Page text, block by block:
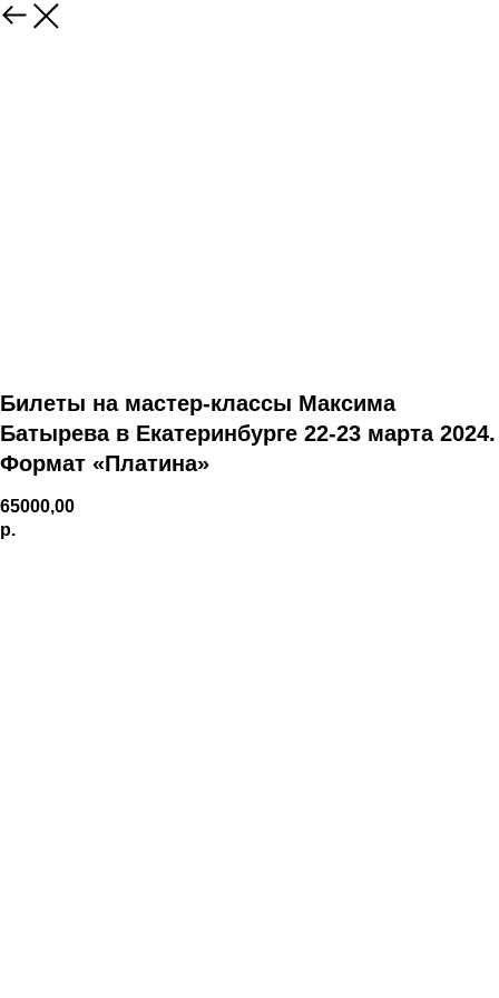
Билеты на мастер-классы Максима
Батырева в Екатеринбурге 22-23 марта 2024.
Формат «Платина»
65000,00
р.